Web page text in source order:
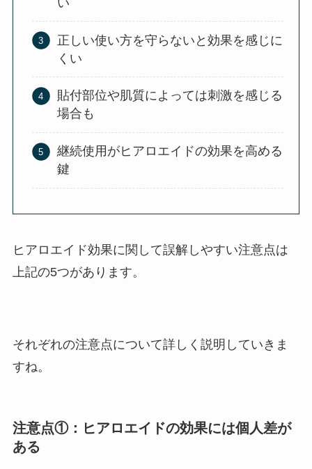
正しい使い方を守らないと効果を感じに
くい
貼付部位や肌質によっては刺激を感じる
場合も
継続使用がヒアロエイドの効果を高める
鍵
ヒアロエイド効果に関して誤解しやすい注意点は
上記の5つがあります。
それぞれの注意点について詳しく説明していきま
すね。
注意点①：ヒアロエイドの効果には個人差が
ある